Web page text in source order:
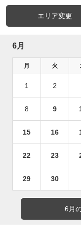
エリア変更
6月
月 火
1 2
8 9
15 16
22 23
29 30
6月